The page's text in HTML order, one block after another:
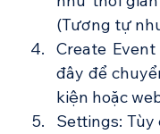
(Tương tự
Create
đây để
kiện hoặc
Settings: